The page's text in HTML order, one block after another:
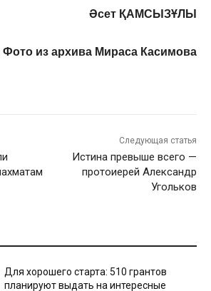
Әсет ҚАМСЫЗҰЛЫ
Фото из архива Мираса Касимова
Следующая статья
Истина превыше всего —
протоиерей Александр
Угольков
Для хорошего старта: 510 грантов
планируют выдать на интересные